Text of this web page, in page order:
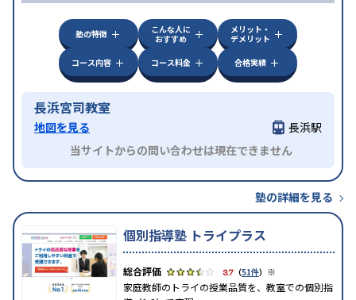
塾の特徴
こんな人に
おすすめ
メリット・
デメリット
コース内容
コース料金 合格実績
長浜宮司教室
地図を見る
長浜駅
当サイトからの問い合わせは現在できません
塾の詳細を見る
個別指導塾 トライプラス
3.7 （51件） ※
家庭教師のトライの授業品質を、教室での個別指